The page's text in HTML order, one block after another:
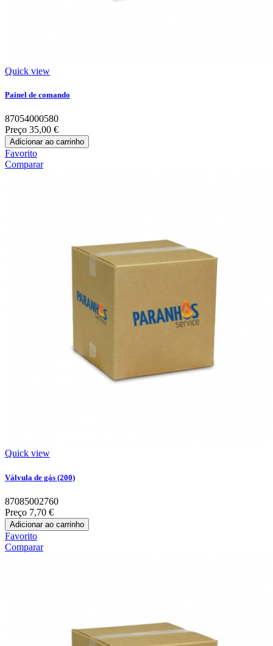
Quick view
Painel de comando
87054000580
Preço 35,00 €
Adicionar ao carrinho
Favorito
Comparar
Quick view
Válvula de gás (200)
87085002760
Preço 7,70 €
Adicionar ao carrinho
Favorito
Comparar